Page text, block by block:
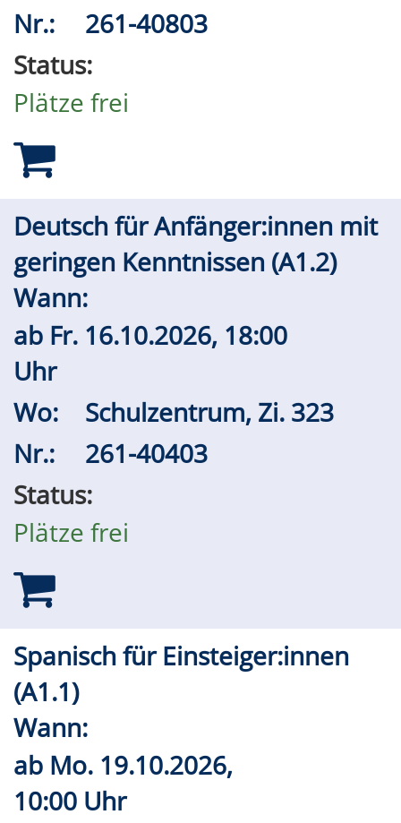
Nr.:
261-40803
Status:
Plätze frei
Deutsch für Anfänger:innen mit
geringen Kenntnissen (A1.2)
Wann:
ab Fr. 16.10.2026, 18:00
Uhr
Wo:
Schulzentrum, Zi. 323
Nr.:
261-40403
Status:
Plätze frei
Spanisch für Einsteiger:innen
(A1.1)
Wann:
ab Mo. 19.10.2026,
10:00 Uhr